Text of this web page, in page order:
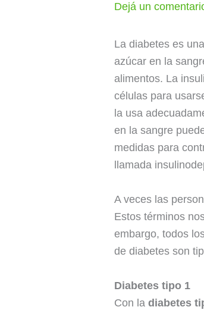
Dejá un
La diabetes es
azúcar en la
alimentos. La
células para
la usa
en la sangre
medidas para
llamada
A veces las
Estos términos
embargo, todos
de diabetes son
Diabetes tipo 1
Con la diabetes